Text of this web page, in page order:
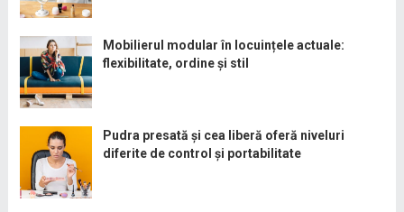
Mobilierul modular în locuințele actuale:
flexibilitate, ordine și stil
Pudra presată și cea liberă oferă niveluri
diferite de control și portabilitate